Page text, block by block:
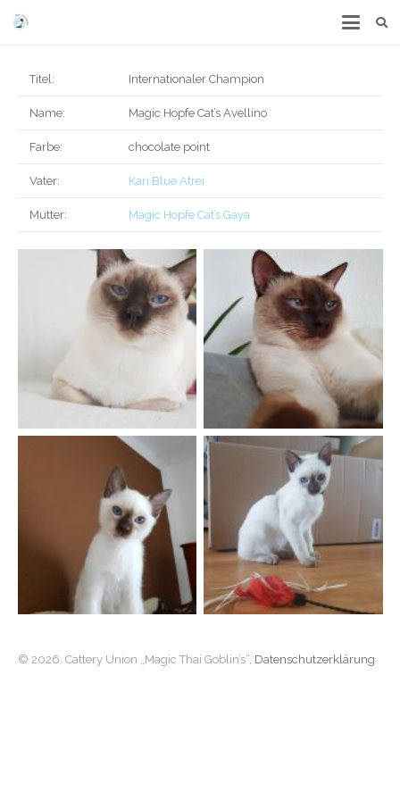
Titel: Internationaler Champion
Name: Magic Hopfe Cat’s Avellino
Farbe: chocolate point
Vater: Kari Blue Atrei
Mutter: Magic Hopfe Cat’s Gaya
© 2026. Cattery Union „Magic Thai Goblin’s“, Datenschutzerklärung